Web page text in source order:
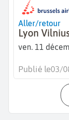
Aller/retour
Lyon
ven. 11
Publié le03/